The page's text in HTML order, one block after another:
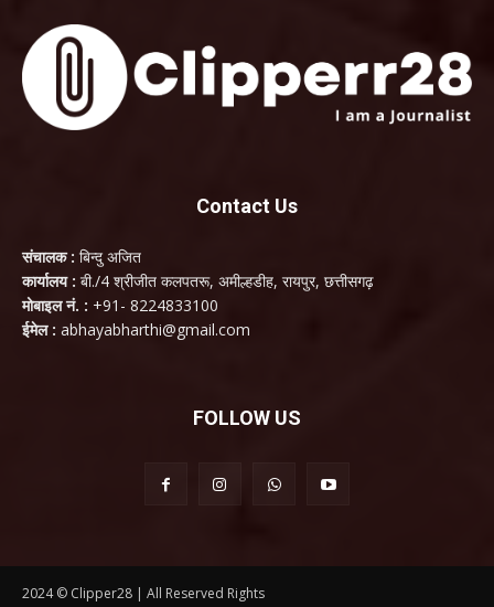
Contact Us
संचालक : बिन्दु अजित
कार्यालय : बी./4 श्रीजीत कलपतरू, अमील्हडीह, रायपुर, छत्तीसगढ़
मोबाइल नं. : +91- 8224833100
ईमेल : abhayabharthi@gmail.com
FOLLOW US
2024 © Clipper28 | All Reserved Rights